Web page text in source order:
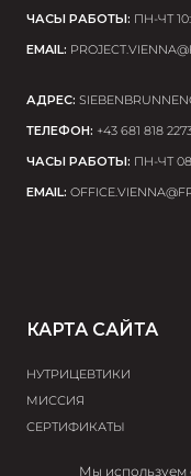
Мы используем
ЧАСЫ РАБОТЫ: ПН-ЧТ
EMAIL:
АДРЕС:
ТЕЛЕФОН: +43 681 818
ЧАСЫ РАБОТЫ: ПН-ЧТ
EMAIL:
КАРТА САЙТА
НУТРИЦЕВТИКИ
МИССИЯ
СЕРТИФИКАТЫ